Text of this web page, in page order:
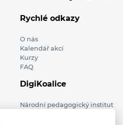
Rychlé odkazy
O nás
Kalendář akcí
Kurzy
FAQ
DigiKoalice
Národní pedagogický institut